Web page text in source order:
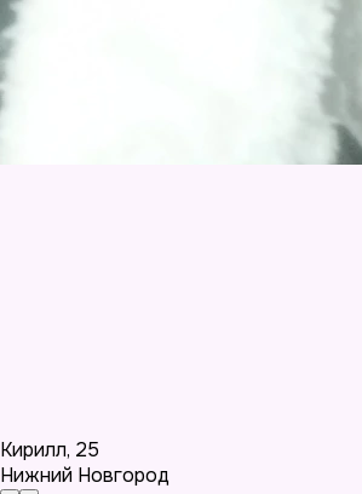
Кирилл, 25
Нижний Новгород